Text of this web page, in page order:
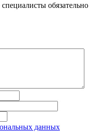
обязательно
данных